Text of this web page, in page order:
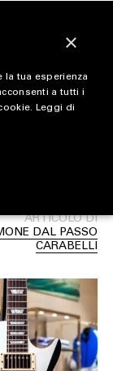
la
ARTICOLO DI
DAL PASSO
CARABELLI
×
tua esperienza
a tutti i
Leggi di